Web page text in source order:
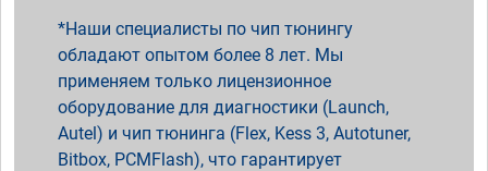
Наши специалисты по чип тюнингу
обладают опытом более 8 лет. Мы
применяем только лицензионное
оборудование для диагностики (Launch,
Autel) и чип тюнинга (Flex, Kess 3, Autotuner,
Bitbox, PCMFlash), что гарантирует